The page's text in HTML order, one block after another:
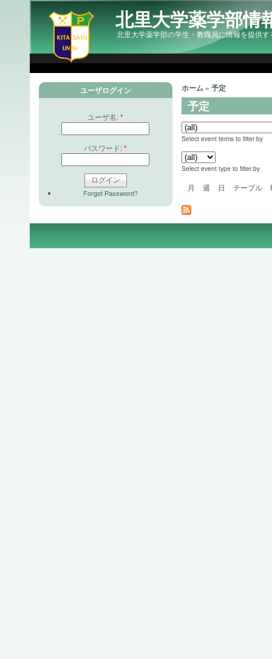
北里大学薬学部情
北里大学薬学部の学生・教職員に情報を提供
ユーザログイン
ユーザ名:*
パスワード:*
Forgot Password?
ホーム » 予定
予定
Select event terms to filter by
Select event type to filter by
月 週 日 テーブル